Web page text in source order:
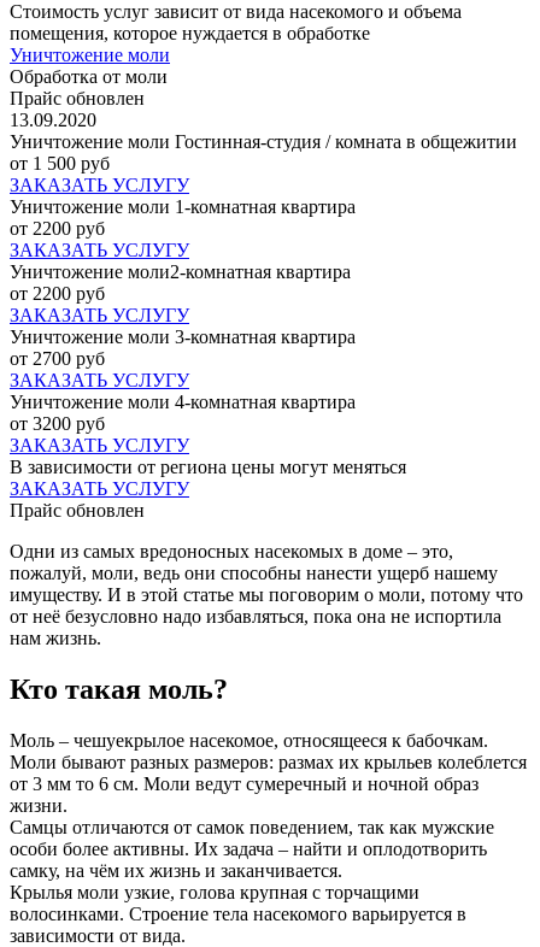
Стоимость услуг зависит от вида насекомого и объема
помещения, которое нуждается в обработке
Уничтожение моли
Обработка от моли
Прайс обновлен
13.09.2020
Уничтожение моли Гостинная-студия / комната в общежитии
от 1 500 руб
ЗАКАЗАТЬ УСЛУГУ
Уничтожение моли 1-комнатная квартира
от 2200 руб
ЗАКАЗАТЬ УСЛУГУ
Уничтожение моли2-комнатная квартира
от 2200 руб
ЗАКАЗАТЬ УСЛУГУ
Уничтожение моли 3-комнатная квартира
от 2700 руб
ЗАКАЗАТЬ УСЛУГУ
Уничтожение моли 4-комнатная квартира
от 3200 руб
ЗАКАЗАТЬ УСЛУГУ
В зависимости от региона цены могут меняться
ЗАКАЗАТЬ УСЛУГУ
Прайс обновлен
Одни из самых вредоносных насекомых в доме – это,
пожалуй, моли, ведь они способны нанести ущерб нашему
имуществу. И в этой статье мы поговорим о моли, потому что
от неё безусловно надо избавляться, пока она не испортила
нам жизнь.
Кто такая моль?
Моль – чешуекрылое насекомое, относящееся к бабочкам.
Моли бывают разных размеров: размах их крыльев колеблется
от 3 мм то 6 см. Моли ведут сумеречный и ночной образ
жизни.
Самцы отличаются от самок поведением, так как мужские
особи более активны. Их задача – найти и оплодотворить
самку, на чём их жизнь и заканчивается.
Крылья моли узкие, голова крупная с торчащими
волосинками. Строение тела насекомого варьируется в
зависимости от вида.